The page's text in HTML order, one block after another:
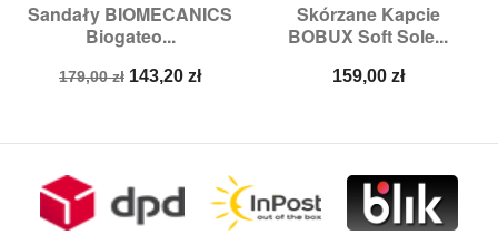
Sandały BIOMECANICS
Biogateo...
Cena
179,00 zł Cena
143,20 zł
Skórzane Kapcie
BOBUX Soft Sole...
Cena
159,00 zł